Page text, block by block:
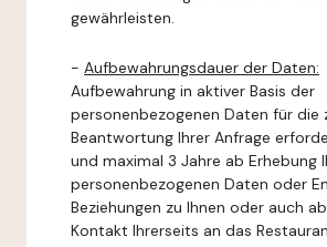
gewährleisten.
- Aufbewahrungsdauer der Daten:
Aufbewahrung in aktiver Basis der
personenbezogenen Daten für die
Beantwortung Ihrer Anfrage
und maximal 3 Jahre ab Erhebung
personenbezogenen Daten oder
Beziehungen zu Ihnen oder auch
Kontakt Ihrerseits an das